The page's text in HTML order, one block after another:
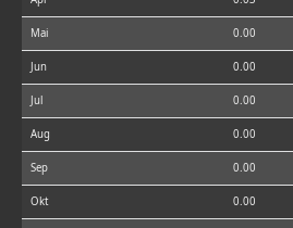
Mai 0.00
Jun 0.00
Jul 0.00
Aug 0.00
Sep 0.00
Okt 0.00